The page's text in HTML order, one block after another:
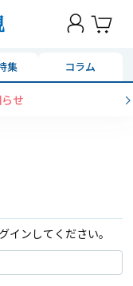
集 コラム
せ
インしてください。